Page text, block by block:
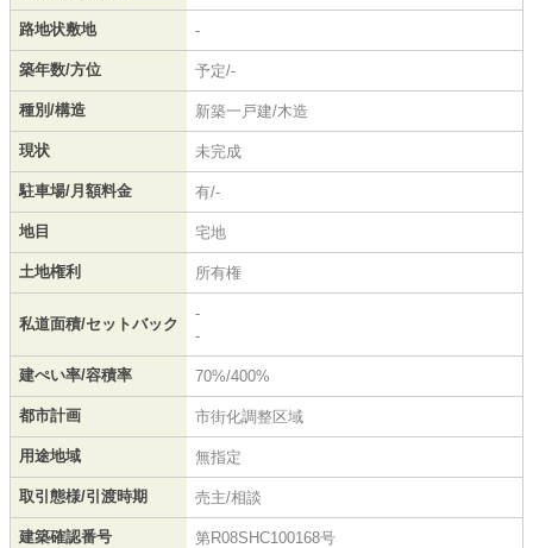
路地状敷地 -
築年数/方位 予定/-
種別/構造 新築一戸建/木造
現状 未完成
駐車場/月額料金 有/-
地目 宅地
土地権利 所有権
私道面積/セットバック
-
-
建ぺい率/容積率 70%/400%
都市計画 市街化調整区域
用途地域 無指定
取引態様/引渡時期 売主/相談
建築確認番号 第R08SHC100168号